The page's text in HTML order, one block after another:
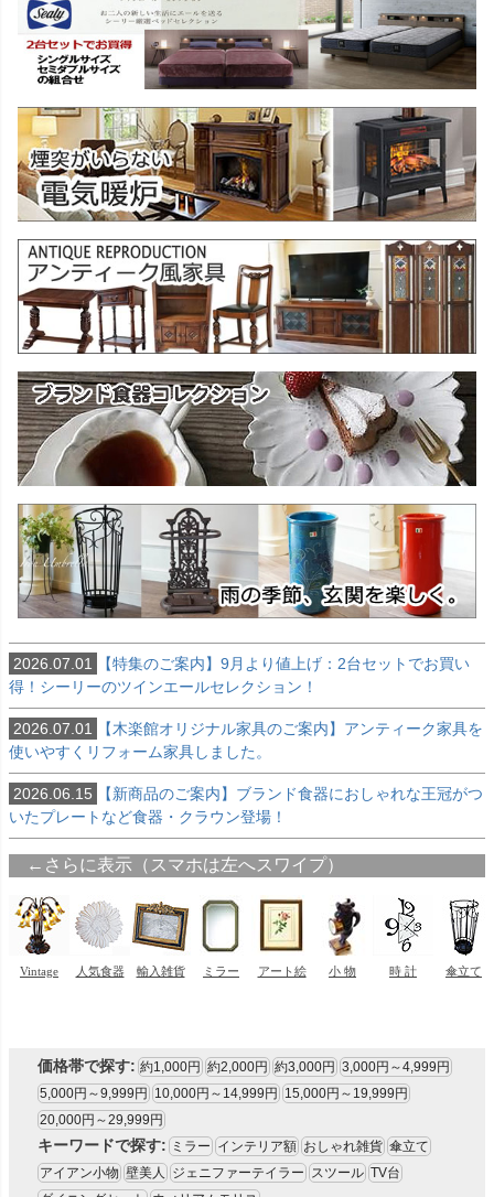
2026.07.01
【特集のご案内】9月より値上げ：2台セットでお買い
得！シーリーのツインエールセレクション！
2026.07.01
【木楽館オリジナル家具のご案内】アンティーク家具を
使いやすくリフォーム家具しました。
2026.06.15
【新商品のご案内】ブランド食器におしゃれな王冠がつ
いたプレートなど食器・クラウン登場！
価格帯で探す: 約1,000円 約2,000円 約3,000円 3,000円～4,999円
5,000円～9,999円
10,000円～14,999円
15,000円～19,999円
20,000円～29,999円
キーワードで探す: ミラー インテリア額 おしゃれ雑貨 傘立て
アイアン小物 壁美人 ジェニファーテイラー スツール TV台